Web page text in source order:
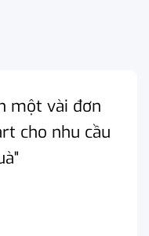
một vài đơn
cho nhu cầu